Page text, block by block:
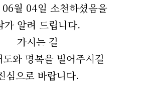
월 04일 소천하셨음을
가 알려 드립니다.
가시는 길
와 명복을 빌어주시길
심으로 바랍니다.